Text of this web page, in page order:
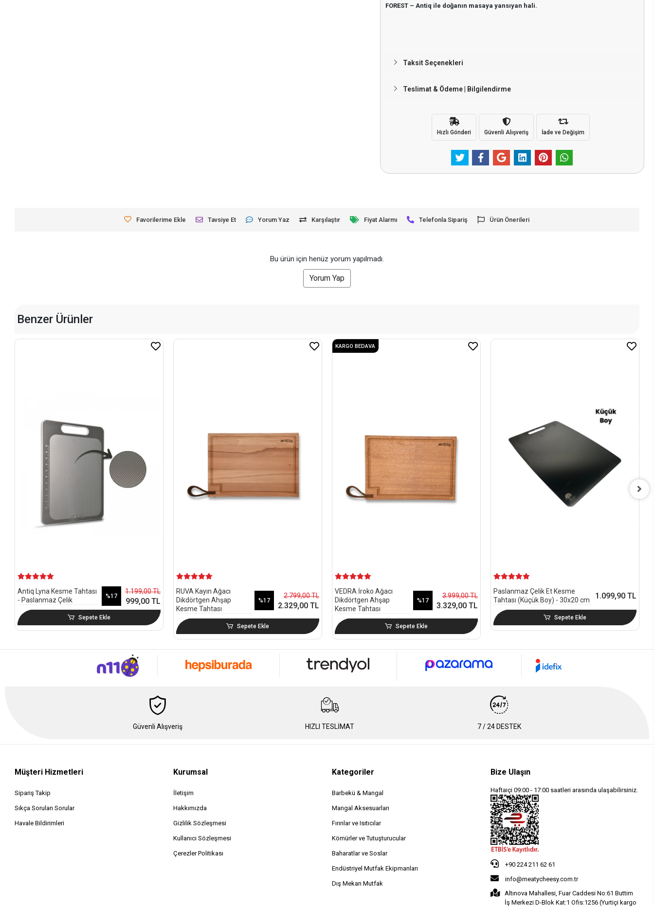
FOREST – Antiq ile doğanın masaya yansıyan hali.
Taksit Seçenekleri
Teslimat & Ödeme | Bilgilendirme
Hızlı Gönderi Güvenli Alışveriş İade ve Değişim
Favorilerime Ekle Tavsiye Et Yorum Yaz Karşılaştır Fiyat Alarmı Telefonla Sipariş Ürün Önerileri
Bu ürün için henüz yorum yapılmadı.
Yorum Yap
Benzer Ürünler
Antiq Lyna Kesme Tahtası
- Paslanmaz Çelik
%17
1.199,00 TL
999,00 TL
Sepete Ekle
RUVA Kayın Ağacı
Dikdörtgen Ahşap
Kesme Tahtası
%17
2.799,00 TL
2.329,00 TL
Sepete Ekle
KARGO BEDAVA
VEDRA İroko Ağacı
Dikdörtgen Ahşap
Kesme Tahtası
%17
3.999,00 TL
3.329,00 TL
Sepete Ekle
Paslanmaz Çelik Et Kesme
Tahtası (Küçük Boy) - 30x20 cm
1.099,90 TL
Sepete Ekle
Güvenli Alışveriş HIZLI TESLİMAT 7 / 24 DESTEK
Müşteri Hizmetleri
Sipariş Takip
Sıkça Sorulan Sorular
Havale Bildirimleri
Kurumsal
İletişim
Hakkımızda
Gizlilik Sözleşmesi
Kullanıcı Sözleşmesi
Çerezler Politikası
Kategoriler
Barbekü & Mangal
Mangal Aksesuarları
Fırınlar ve Isıtıcılar
Kömürler ve Tutuşturucular
Baharatlar ve Soslar
Endüstriyel Mutfak Ekipmanları
Dış Mekan Mutfak
Bize Ulaşın
Haftaiçi 09:00 - 17:00 saatleri arasında ulaşabilirsiniz.
+90 224 211 62 61
info@meatycheesy.com.tr
Altınova Mahallesi, Fuar Caddesi No:61 Buttim
İş Merkezi D-Blok Kat:1 Ofis:1256 (Yurtiçi kargo